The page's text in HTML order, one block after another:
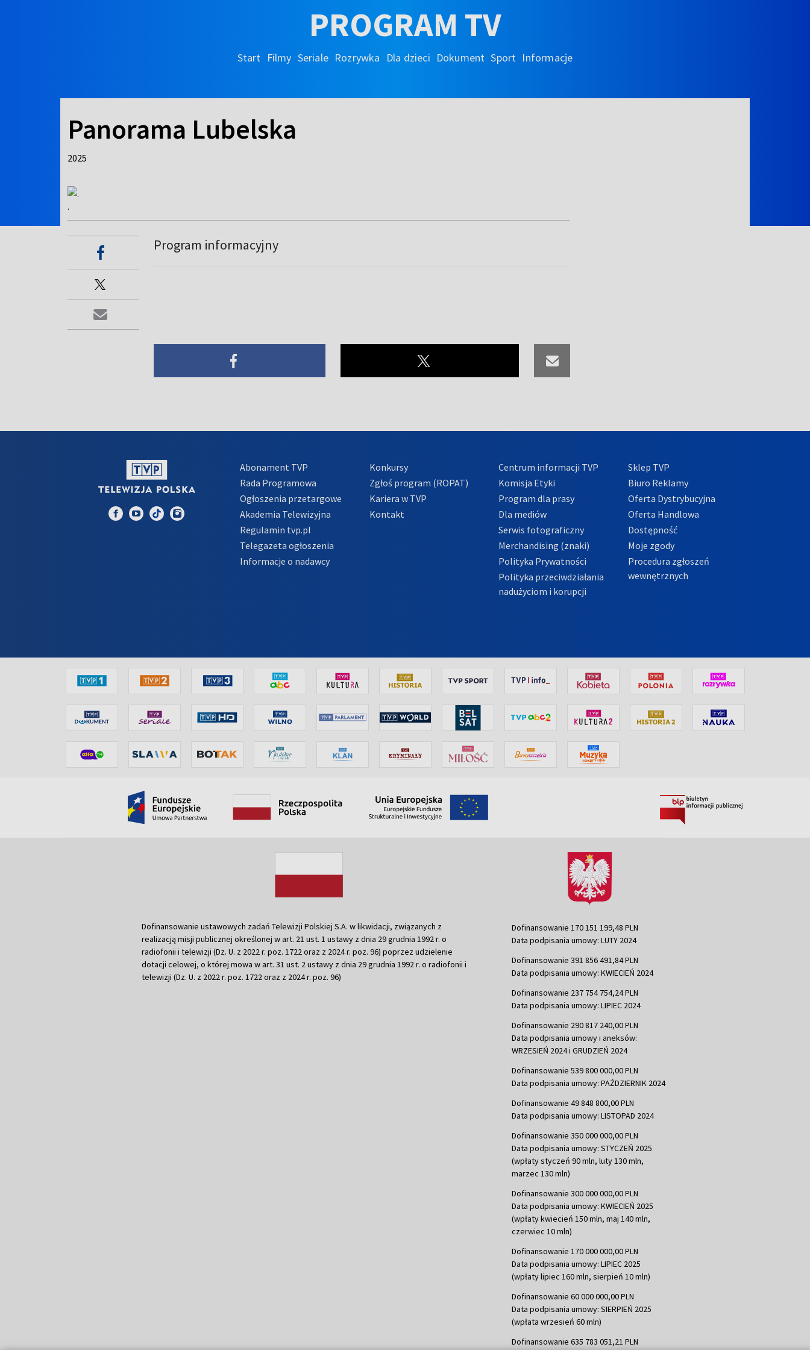
PROGRAM TV
Start Filmy Seriale Rozrywka Dla dzieci Dokument Sport Informacje
Panorama Lubelska
2025
.
Program informacyjny
Abonament TVP
Rada Programowa
Ogłoszenia przetargowe
Akademia Telewizyjna
Regulamin tvp.pl
Telegazeta ogłoszenia
Informacje o nadawcy
Konkursy
Zgłoś program (ROPAT)
Kariera w TVP
Kontakt
Centrum informacji TVP
Komisja Etyki
Program dla prasy
Dla mediów
Serwis fotograficzny
Merchandising (znaki)
Polityka Prywatności
Polityka przeciwdziałania
nadużyciom i korupcji
Sklep TVP
Biuro Reklamy
Oferta Dystrybucyjna
Oferta Handlowa
Dostępność
Moje zgody
Procedura zgłoszeń
wewnętrznych
Dofinansowanie ustawowych zadań Telewizji Polskiej S.A. w likwidacji, związanych z
realizacją misji publicznej określonej w art. 21 ust. 1 ustawy z dnia 29 grudnia 1992 r. o
radiofonii i telewizji (Dz. U. z 2022 r. poz. 1722 oraz z 2024 r. poz. 96) poprzez udzielenie
dotacji celowej, o której mowa w art. 31 ust. 2 ustawy z dnia 29 grudnia 1992 r. o radiofonii i
telewizji (Dz. U. z 2022 r. poz. 1722 oraz z 2024 r. poz. 96)
Dofinansowanie 170 151 199,48 PLN
Data podpisania umowy: LUTY 2024
Dofinansowanie 391 856 491,84 PLN
Data podpisania umowy: KWIECIEŃ 2024
Dofinansowanie 237 754 754,24 PLN
Data podpisania umowy: LIPIEC 2024
Dofinansowanie 290 817 240,00 PLN
Data podpisania umowy i aneksów:
WRZESIEŃ 2024 i GRUDZIEŃ 2024
Dofinansowanie 539 800 000,00 PLN
Data podpisania umowy: PAŹDZIERNIK 2024
Dofinansowanie 49 848 800,00 PLN
Data podpisania umowy: LISTOPAD 2024
Dofinansowanie 350 000 000,00 PLN
Data podpisania umowy: STYCZEŃ 2025
(wpłaty styczeń 90 mln, luty 130 mln,
marzec 130 mln)
Dofinansowanie 300 000 000,00 PLN
Data podpisania umowy: KWIECIEŃ 2025
(wpłaty kwiecień 150 mln, maj 140 mln,
czerwiec 10 mln)
Dofinansowanie 170 000 000,00 PLN
Data podpisania umowy: LIPIEC 2025
(wpłaty lipiec 160 mln, sierpień 10 mln)
Dofinansowanie 60 000 000,00 PLN
Data podpisania umowy: SIERPIEŃ 2025
(wpłata wrzesień 60 mln)
Dofinansowanie 635 783 051,21 PLN